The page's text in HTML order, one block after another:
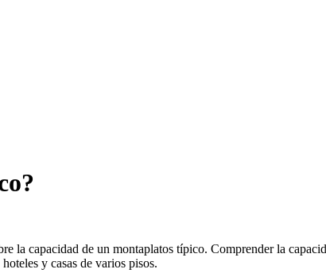
la capacidad de un montaplatos típico. Comprender la
y casas de varios pisos.